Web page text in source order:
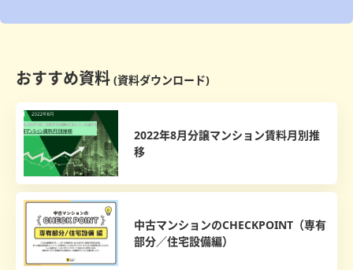
おすすめ資料 (資料ダウンロード)
2022年8月分譲マンション賃料月別推
移
中古マンションのCHECKPOINT（専有
部分／住宅設備編）